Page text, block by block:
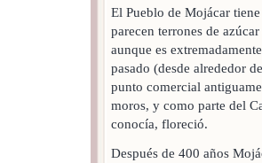
El Pueblo de Mojácar
parecen terrones de
aunque es
pasado (desde alrededor
punto comercial
moros, y como parte del
conocía, floreció.
Después de 400 años